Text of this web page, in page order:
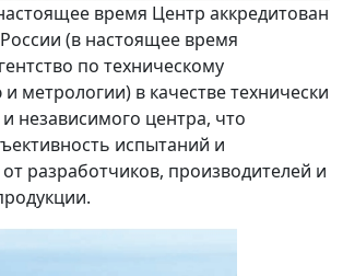
время Центр аккредитован
(в настоящее время
по техническому
метрологии) в качестве технически
независимого центра, что
испытаний и
разработчиков, производителей и